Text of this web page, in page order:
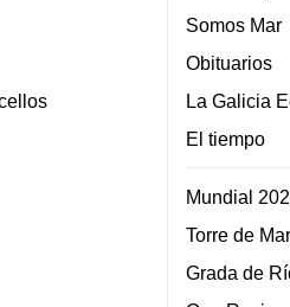
Somos Mar
Obituarios
La Galicia
El tiempo
Mundial
Torre de
Grada de